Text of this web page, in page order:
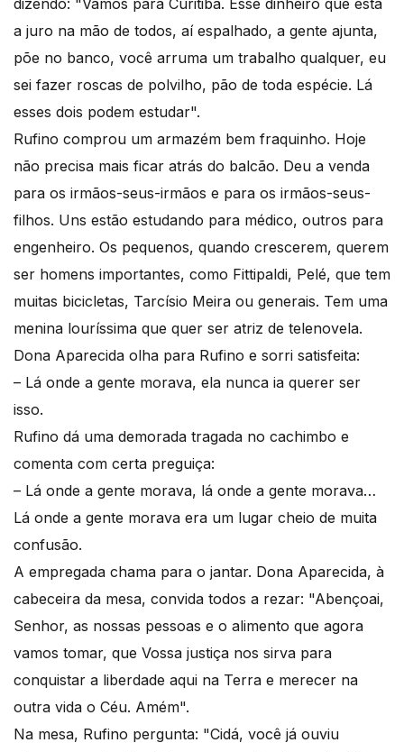
a juro na mão de todos, aí espalhado, a gente ajunta,
põe no banco, você arruma um trabalho qualquer, eu
sei fazer roscas de polvilho, pão de toda espécie. Lá
esses dois podem estudar".
Rufino comprou um armazém bem fraquinho. Hoje
não precisa mais ficar atrás do balcão. Deu a venda
para os irmãos-seus-irmãos e para os irmãos-seus-
filhos. Uns estão estudando para médico, outros para
engenheiro. Os pequenos, quando crescerem, querem
ser homens importantes, como Fittipaldi, Pelé, que tem
muitas bicicletas, Tarcísio Meira ou generais. Tem uma
menina louríssima que quer ser atriz de telenovela.
Dona Aparecida olha para Rufino e sorri satisfeita:
– Lá onde a gente morava, ela nunca ia querer ser
isso.
Rufino dá uma demorada tragada no cachimbo e
comenta com certa preguiça:
– Lá onde a gente morava, lá onde a gente morava…
Lá onde a gente morava era um lugar cheio de muita
confusão.
A empregada chama para o jantar. Dona Aparecida, à
cabeceira da mesa, convida todos a rezar: "Abençoai,
Senhor, as nossas pessoas e o alimento que agora
vamos tomar, que Vossa justiça nos sirva para
conquistar a liberdade aqui na Terra e merecer na
outra vida o Céu. Amém".
Na mesa, Rufino pergunta: "Cidá, você já ouviu